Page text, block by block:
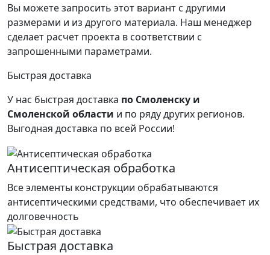
Вы можете запросить этот вариант с другими
размерами и из другого материала. Наш менеджер
сделает расчет проекта в соответствии с
запрошенными параметрами.
Быстрая доставка
У нас быстрая доставка по Смоленску и
Смоленской области и по ряду других регионов.
Выгодная доставка по всей России!
Антисептическая обработка
Все элементы конструкции обрабатываются
антисептическими средствами, что обеспечивает их
долговечность
Быстрая доставка